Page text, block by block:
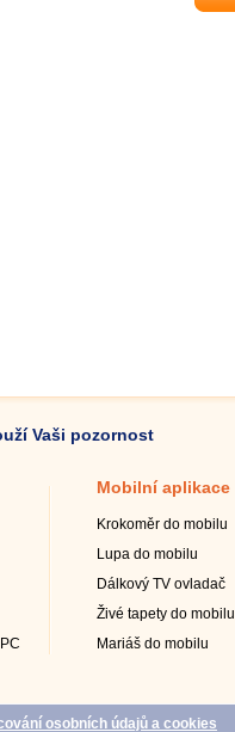
Vaši pozornost
Mobilní aplikace
Krokoměr do mobilu
Lupa do mobilu
Dálkový TV ovladač
Živé tapety do mobilu
Mariáš do mobilu
osobních údajů a cookies